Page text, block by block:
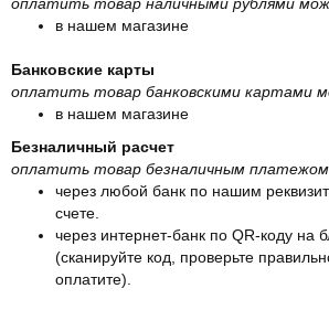
в нашем магазине
Банковские карты
оплатить товар банковскими картами
в нашем магазине
Безналичный расчет
оплатить товар безналичным
через любой банк по нашим
счете.
через интернет-банк по QR-коду на
(сканируйте код, проверьте
оплатите).